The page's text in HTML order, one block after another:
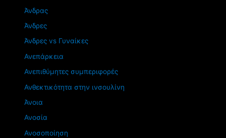
Άνδρας
Άνδρες
Άνδρες vs Γυναίκες
Ανεπάρκεια
Ανεπιθύμητες συμπεριφορές
Ανθεκτικότητα στην ινσουλίνη
Άνοια
Ανοσία
Ανοσοποίηση